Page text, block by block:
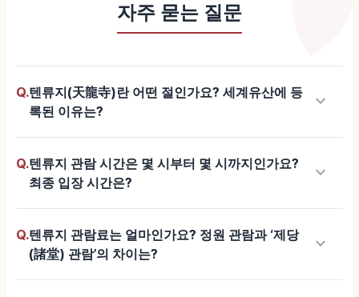
자주 묻는 질문
Q.텐류지(天龍寺)란 어떤 절인가요? 세계유산에 등
록된 이유는?
keyboard_arrow_down
Q.텐류지 관람 시간은 몇 시부터 몇 시까지인가요?
최종 입장 시간은?
keyboard_arrow_down
Q.텐류지 관람료는 얼마인가요? 정원 관람과 ‘제당
(諸堂) 관람’의 차이는?
keyboard_arrow_down